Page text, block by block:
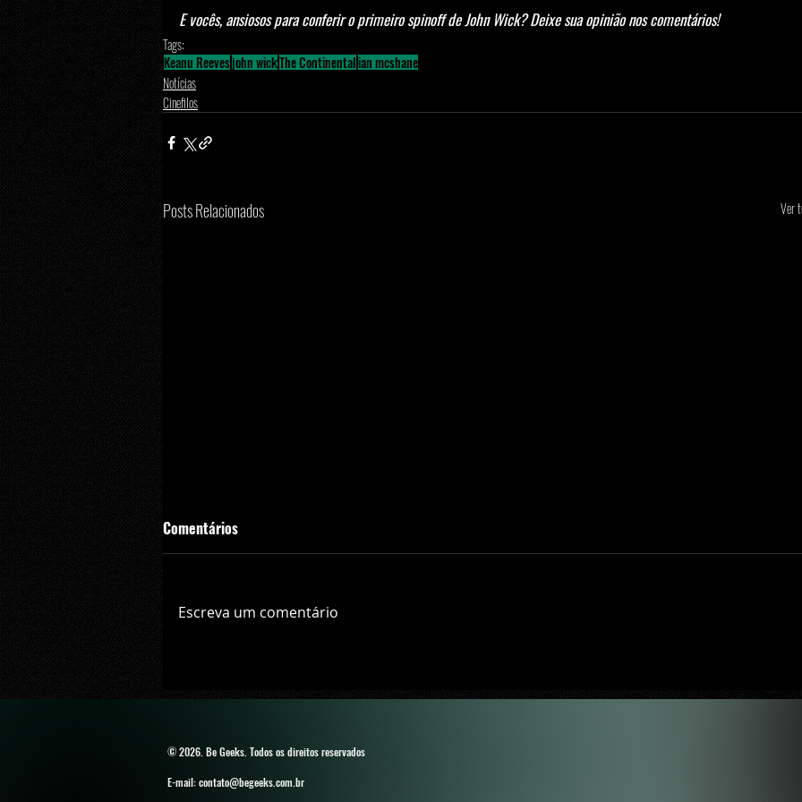
E vocês, ansiosos para conferir o primeiro spinoff de John Wick? Deixe sua opinião nos comentários!
Tags:
Keanu Reevesjohn wickThe Continentalian mcshane
Notícias
Cinefilos
Posts Relacionados Ver
'Mortal Kombat': Warner Bros. libera
sociais
'Esqueceram de Mim': Kenan Thompson
Comentários
Escreva um comentário
© 2026. Be Geeks. Todos os direitos reservados
E-mail: contato@begeeks.com.br